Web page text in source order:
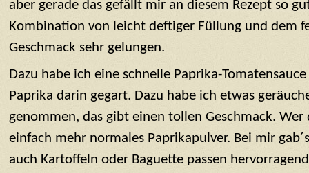
aber gerade das gefällt mir an diesem Rezept so
Kombination von leicht deftiger Füllung und dem
Geschmack sehr gelungen.
Dazu habe ich eine schnelle Paprika-
Paprika darin gegart. Dazu habe ich etwas
genommen, das gibt einen tollen Geschmack.
einfach mehr normales Paprikapulver. Bei mir
auch Kartoffeln oder Baguette passen